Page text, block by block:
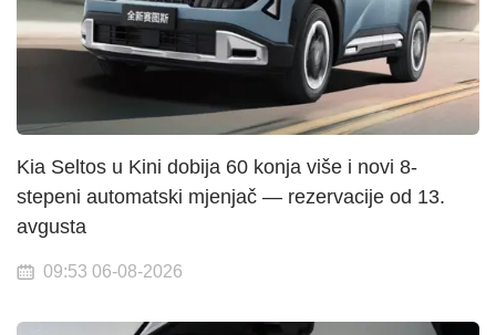
Kia Seltos u Kini dobija 60 konja više i novi 8-
stepeni automatski mjenjač — rezervacije od 13.
avgusta
09:53 06-08-2026